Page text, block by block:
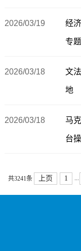
2026/03/19 经
专
2026/03/18 文
地
2026/03/18 马
台
共3241条 上页 1